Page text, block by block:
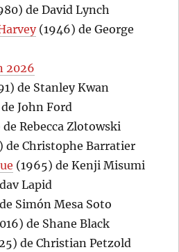
de David Lynch
(1946) de George
2026
de Stanley Kwan
John Ford
Rebecca Zlotowski
de Christophe Barratier
(1965) de Kenji Misumi
Lapid
Simón Mesa Soto
de Shane Black
de Christian Petzold